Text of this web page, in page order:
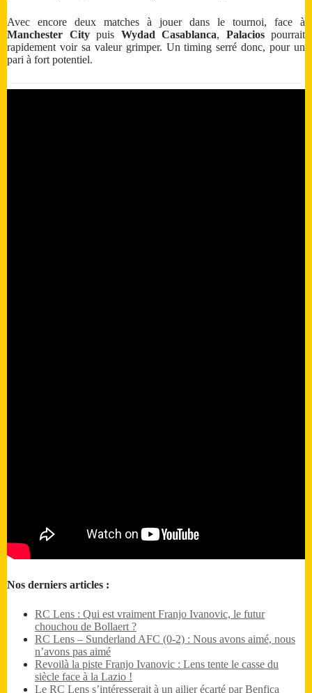
Avec encore deux matches à jouer dans le tournoi, face à
Manchester Citypuis Wydad Casablanca, Palaciospourrait
rapidement voir sa valeur grimper. Un timing serré donc, pour un
pari à fort potentiel.
Nos derniers articles :
RC Lens : Qui est vraiment Franjo Ivanovic, le futur
chouchou de Bollaert ?
RC Lens – Sunderland AFC (0-2) : Nous avons aimé, nous
n’avons pas aimé
Revoilà la piste Franjo Ivanovic : Lens tente le casse du
siècle face à la Lazio !
Le RC Lens s’intéresserait à un ailier écarté par Benfica